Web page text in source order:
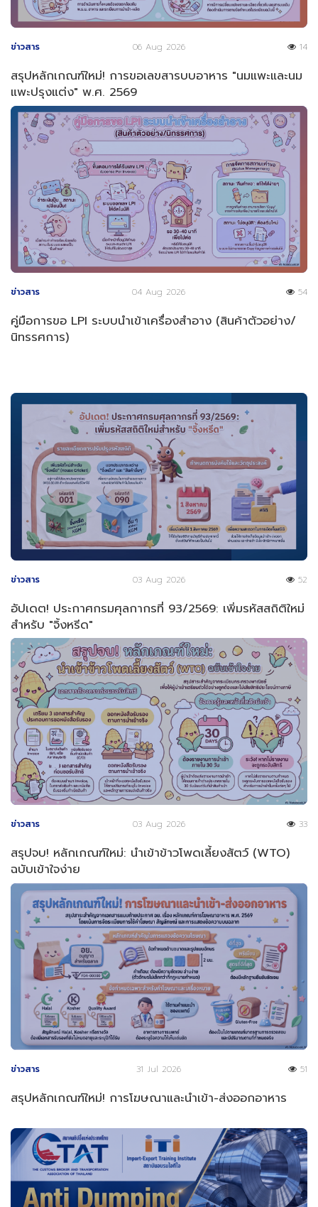
ข่าวสาร 06 Aug 2026 14
สรุปหลักเกณฑ์ใหม่! การขอเลขสารบบอาหาร "นมแพะและนม
แพะปรุงแต่ง" พ.ศ. 2569
ข่าวสาร 04 Aug 2026 54
คู่มือการขอ LPI ระบบนำเข้าเครื่องสำอาง (สินค้าตัวอย่าง/
นิทรรศการ)
ข่าวสาร 03 Aug 2026 52
อัปเดต! ประกาศกรมศุลกากรที่ 93/2569: เพิ่มรหัสสถิติใหม่
สำหรับ "จิ้งหรีด"
ข่าวสาร 03 Aug 2026 33
สรุปจบ! หลักเกณฑ์ใหม่: นำเข้าข้าวโพดเลี้ยงสัตว์ (WTO)
ฉบับเข้าใจง่าย
ข่าวสาร 31 Jul 2026 51
สรุปหลักเกณฑ์ใหม่! การโฆษณาและนำเข้า-ส่งออกอาหาร